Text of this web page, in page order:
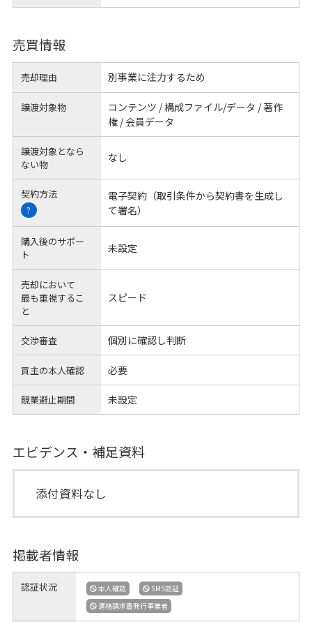
売買情報
売却理由 別事業に注力するため
譲渡対象物
コンテンツ / 構成ファイル/データ / 著作
権 / 会員データ
譲渡対象となら
ない物
なし
契約方法
?
電子契約（取引条件から契約書を生成し
て署名）
購入後のサポー
ト
未設定
売却において
最も重視するこ
と
スピード
交渉審査 個別に確認し判断
買主の本人確認 必要
競業避止期間 未設定
エビデンス・補足資料
添付資料なし
掲載者情報
認証状況 本人確認
SMS認証
適格請求書発行事業者